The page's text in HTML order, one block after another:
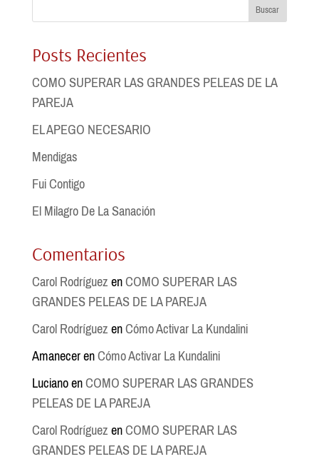
Buscar
Posts Recientes
COMO SUPERAR LAS GRANDES PELEAS DE LA
PAREJA
EL APEGO NECESARIO
Mendigas
Fui Contigo
El Milagro De La Sanación
Comentarios
Carol RodríguezenCOMO SUPERAR LAS
GRANDES PELEAS DE LA PAREJA
Carol RodríguezenCómo Activar La Kundalini
AmanecerenCómo Activar La Kundalini
LucianoenCOMO SUPERAR LAS GRANDES
PELEAS DE LA PAREJA
Carol RodríguezenCOMO SUPERAR LAS
GRANDES PELEAS DE LA PAREJA